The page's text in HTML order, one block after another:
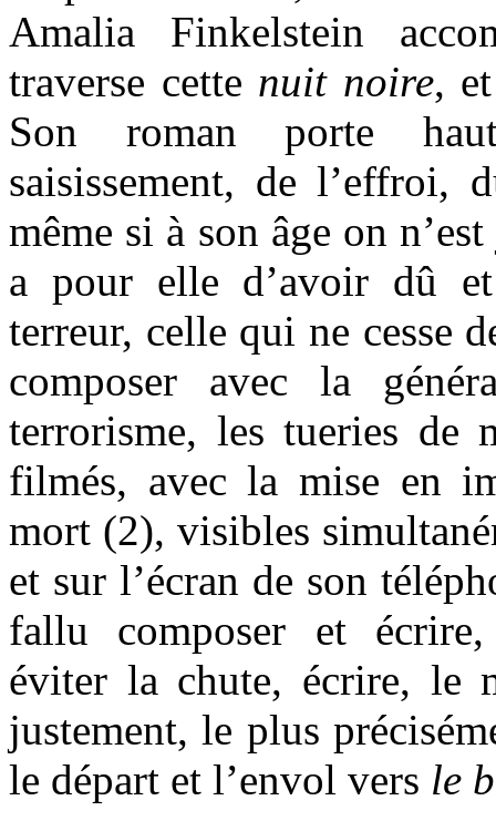
Amalia Finkelstein
traverse cette nuit noire,
Son roman porte
saisissement, de l’effroi,
même si à son âge on
a pour elle d’avoir dû
terreur, celle qui ne cesse
composer avec la
terrorisme, les tueries de
filmés, avec la mise en
mort (2), visibles
et sur l’écran de son
fallu composer et
éviter la chute, écrire, le
justement, le plus
le départ et l’envol vers le